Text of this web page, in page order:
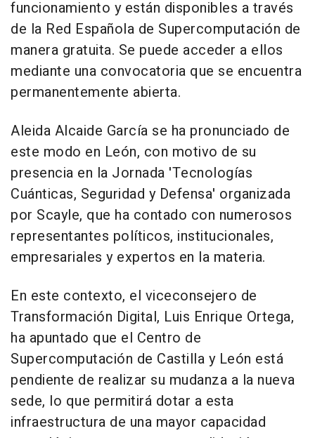
funcionamiento y están disponibles a través
de la Red Española de Supercomputación de
manera gratuita. Se puede acceder a ellos
mediante una convocatoria que se encuentra
permanentemente abierta.
Aleida Alcaide García se ha pronunciado de
este modo en León, con motivo de su
presencia en la Jornada 'Tecnologías
Cuánticas, Seguridad y Defensa' organizada
por Scayle, que ha contado con numerosos
representantes políticos, institucionales,
empresariales y expertos en la materia.
En este contexto, el viceconsejero de
Transformación Digital, Luis Enrique Ortega,
ha apuntado que el Centro de
Supercomputación de Castilla y León está
pendiente de realizar su mudanza a la nueva
sede, lo que permitirá dotar a esta
infraestructura de una mayor capacidad